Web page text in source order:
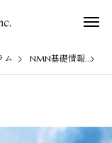
ム NMN基礎情報